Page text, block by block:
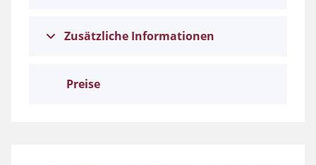
Zusätzliche Informationen
Preise